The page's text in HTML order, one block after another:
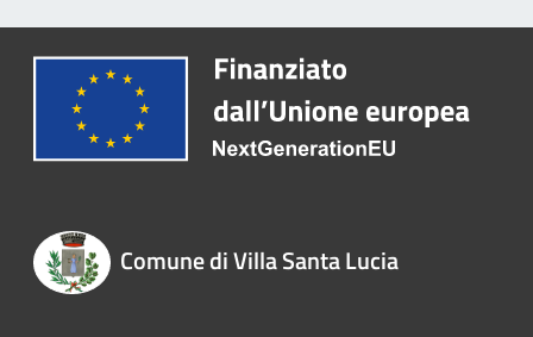
Comune di Villa Santa Lucia